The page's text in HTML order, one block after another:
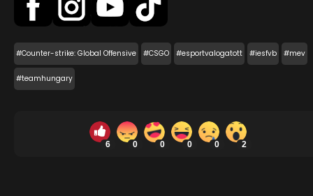
#Counter-strike: Global Offensive #CSGO #esportvalogatott #iesfvb #mev
#teamhungary
6 0 0 0 0 2